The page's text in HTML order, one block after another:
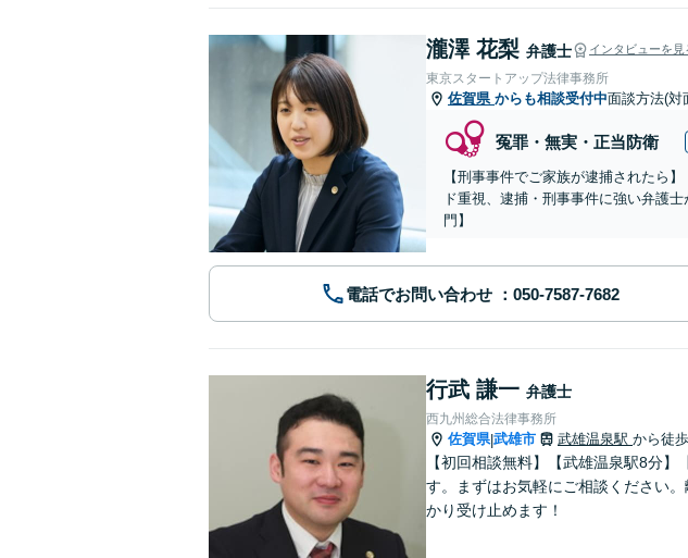
瀧澤 花梨 弁護士 インタビューを見
東京スタートアップ法律事務所
佐賀県 からも相談受付中面談方法(対
冤罪・無実・正当防衛
【刑事事件でご家族が逮捕されたら
ド重視、逮捕・刑事事件に強い弁護
門】
電話でお問い合わせ
行武 謙一 弁護士
西九州総合法律事務所
佐賀県|武雄市 武雄温泉駅 から徒
【初回相談無料】【武雄温泉駅8分
す。まずはお気軽にご相談ください
かり受け止めます！